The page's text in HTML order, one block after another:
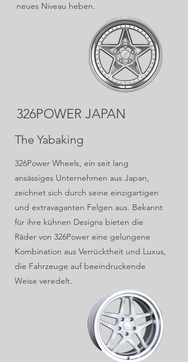
neues Niveau heben.
326POWER JAPAN
The Yabaking
326Power Wheels, ein seit lang
ansässiges Unternehmen aus Japan,
zeichnet sich durch seine einzigartigen
und extravaganten Felgen aus. Bekannt
für ihre kühnen Designs bieten die
Räder von 326Power eine gelungene
Kombination aus Verrücktheit und Luxus,
die Fahrzeuge auf beeindruckende
Weise veredelt.